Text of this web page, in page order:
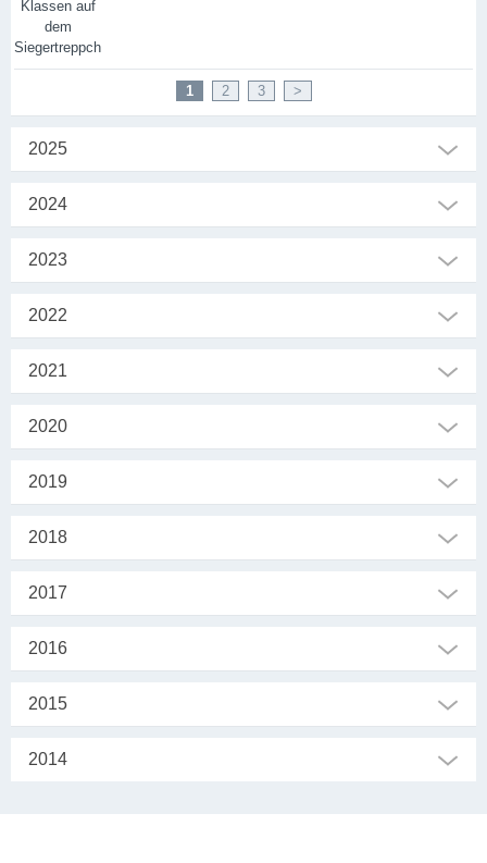
1 2 3 >
2025
2024
2023
2022
2021
2020
2019
2018
2017
2016
2015
2014